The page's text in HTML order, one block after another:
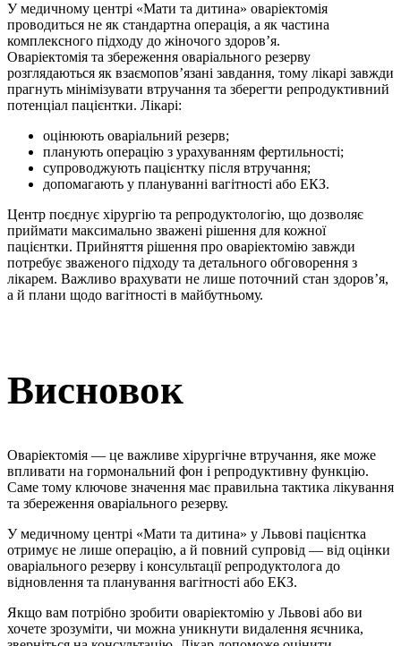
У медичному центрі «Мати та дитина» оваріектомія
проводиться не як стандартна операція, а як частина
комплексного підходу до жіночого здоров’я.
Оваріектомія та збереження оваріального резерву
розглядаються як взаємопов’язані завдання, тому лікарі завжди
прагнуть мінімізувати втручання та зберегти репродуктивний
потенціал пацієнтки. Лікарі:
оцінюють оваріальний резерв;
планують операцію з урахуванням фертильності;
супроводжують пацієнтку після втручання;
допомагають у плануванні вагітності або ЕКЗ.
Центр поєднує хірургію та репродуктологію, що дозволяє
приймати максимально зважені рішення для кожної
пацієнтки. Прийняття рішення про оваріектомію завжди
потребує зваженого підходу та детального обговорення з
лікарем. Важливо врахувати не лише поточний стан здоров’я,
а й плани щодо вагітності в майбутньому.
Висновок
Оваріектомія — це важливе хірургічне втручання, яке може
впливати на гормональний фон і репродуктивну функцію.
Саме тому ключове значення має правильна тактика лікування
та збереження оваріального резерву.
У медичному центрі «Мати та дитина» у Львові пацієнтка
отримує не лише операцію, а й повний супровід — від оцінки
оваріального резерву і консультації репродуктолога до
відновлення та планування вагітності або ЕКЗ.
Якщо вам потрібно зробити оваріектомію у Львові або ви
хочете зрозуміти, чи можна уникнути видалення яєчника,